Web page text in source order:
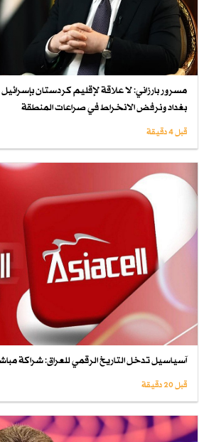
مسرور بارزاني: لا علاقة لإقليم كردستان
بغداد ونرفض الانخراط في صراعات المنطقة
قبل 4 دقيقة
آسياسيل تدخل التاريخ الرقمي للعراق: شراكة
قبل 20 دقيقة